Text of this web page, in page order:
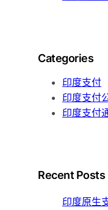
Categories
印度支付
印度支付
印度支付
Recent Posts
印度原生